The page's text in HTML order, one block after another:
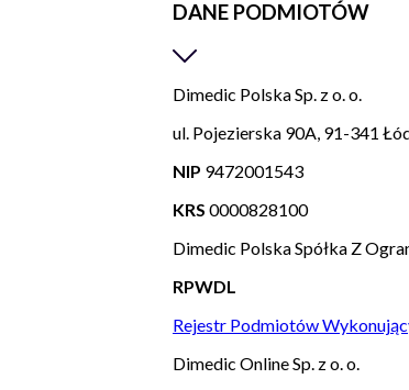
DANE PODMIOTÓW
Dimedic Polska Sp. z o. o.
ul. Pojezierska 90A, 91-341
NIP 9472001543
KRS 0000828100
Dimedic Polska Spółka Z
RPWDL
Rejestr Podmiotów
Dimedic Online Sp. z o. o.